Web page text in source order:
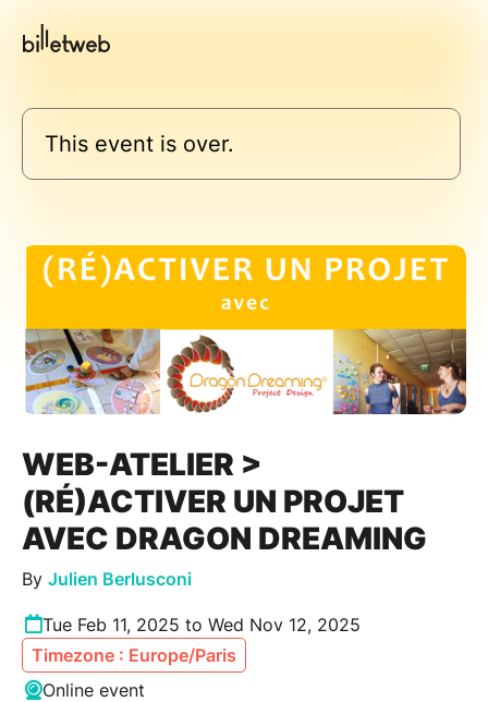
This event is over.
WEB-ATELIER >
(RÉ)ACTIVER UN PROJET
AVEC DRAGON DREAMING
By Julien Berlusconi
Tue Feb 11, 2025 to Wed Nov 12, 2025
Timezone : Europe/Paris
Online event